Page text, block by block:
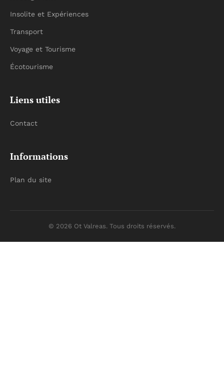
Insolite et Expériences
Transport
Voyage et Tourisme
Écotourisme
Liens utiles
Contact
Informations
Plan du site
© 2026 Ot Valreas. Tous droits réservés.